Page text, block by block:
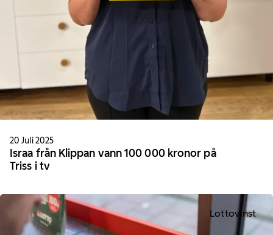
20 Juli 2025
Israa från Klippan vann 100 000 kronor på
Triss i tv
Lottovinst